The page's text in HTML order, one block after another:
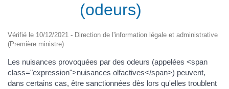
(odeurs)
Vérifié le 10/12/2021 - Direction de l'information légale et administrative
(Première ministre)
Les nuisances provoquées par des odeurs (appelées <span
class="expression">nuisances olfactives</span>) peuvent,
dans certains cas, être sanctionnées dès lors qu'elles troublent